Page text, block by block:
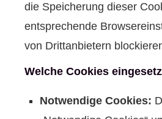
die Speicherung dieser
entsprechende
von Drittanbietern
Welche Cookies
Notwendige Cookies: